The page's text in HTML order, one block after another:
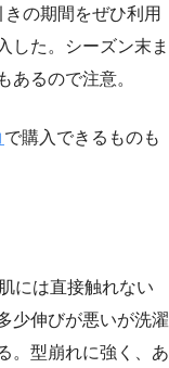
の期間をぜひ利用
した。シーズン末ま
あるので注意。
で購入できるものも
には直接触れない
少伸びが悪いが洗濯
。型崩れに強く、あ